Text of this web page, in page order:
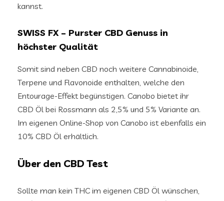
kannst.
SWISS FX – Purster CBD Genuss in
höchster Qualität
Somit sind neben CBD noch weitere Cannabinoide,
Terpene und Flavonoide enthalten, welche den
Entourage-Effekt begünstigen. Canobo bietet ihr
CBD Öl bei Rossmann als 2,5% und 5% Variante an.
Im eigenen Online-Shop von Canobo ist ebenfalls ein
10% CBD Öl erhältlich.
Über den CBD Test
Sollte man kein THC im eigenen CBD Öl wünschen,